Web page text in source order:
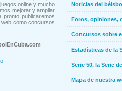
online y mucho
mejorar y ampliar
publicaremos
como concursos
Noticias del
Foros, opiniones,
Concursos sobre
Estadísticas de la
Serie 50, la Serie
Mapa de nuestra